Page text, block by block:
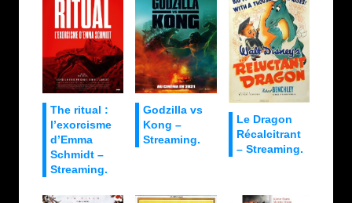
The ritual :
l’exorcisme
d’Emma
Schmidt –
Streaming.
Godzilla vs
Kong –
Streaming.
Le Dragon
Récalcitrant
– Streaming.